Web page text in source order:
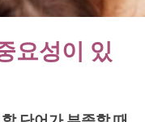
요성이 있